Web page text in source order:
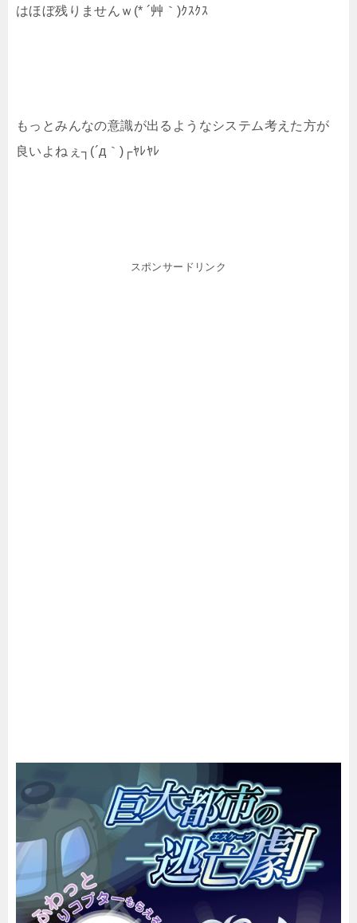
はほぼ残りませんｗ(* ´艸｀)ｸｽｸｽ
もっとみんなの意識が出るようなシステム考えた方が
良いよねぇ┐(´д｀)┌ﾔﾚﾔﾚ
スポンサードリンク